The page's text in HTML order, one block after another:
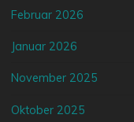
Februar 2026
Januar 2026
November 2025
Oktober 2025